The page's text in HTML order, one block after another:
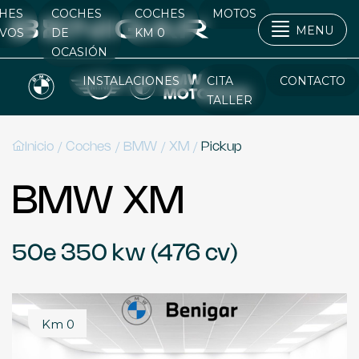
COCHES
DE
OCASIÓN
COCHES
KM 0
MOTOS
MENU
INSTALACIONES
CITA
TALLER
CONTACTO
Inicio / Coches / BMW / XM / Pickup
BMW XM
50e 350 kw (476 cv)
Km 0